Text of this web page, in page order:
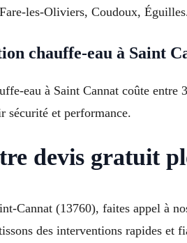
les-Oliviers, Coudoux,
chauffe-eau à Saint
eau à Saint Cannat coûte
sécurité et performance.
devis gratuit
Cannat (13760), faites appel à
des interventions rapides et